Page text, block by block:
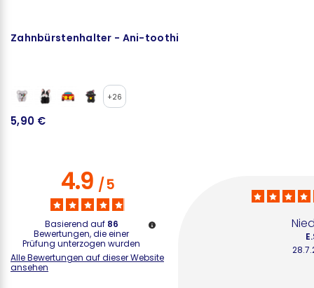
Zahnbürstenhalter - Ani-toothi
+26
5,90 €
4.9/5
Basierend auf 86
Bewertungen, die einer
Prüfung unterzogen wurden
Alle Bewertungen auf dieser Website
ansehen